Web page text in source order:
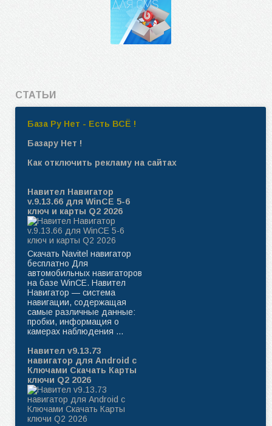
СТАТЬИ
База Ру Нет - Есть ВСЁ !
Базару Нет !
Как отключить рекламу на сайтах
Навител Навигатор
v.9.13.66 для WinCE 5-6
ключ и карты Q2 2026
Скачать Navitel навигатор
бесплатно Для
автомобильных навигаторов
на базе WinCE. Навител
Навигатор — система
навигации, содержащая
самые различные данные:
пробки, информация о
камерах наблюдения ...
Навител v9.13.73
навигатор для Android с
Ключами Скачать Карты
ключи Q2 2026